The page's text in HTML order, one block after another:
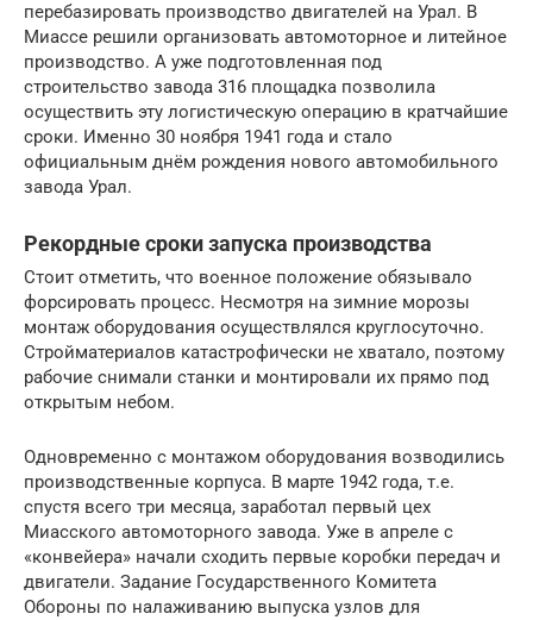
перебазировать производство двигателей на Урал. В
Миассе решили организовать автомоторное и литейное
производство. А уже подготовленная под
строительство завода 316 площадка позволила
осуществить эту логистическую операцию в кратчайшие
сроки. Именно 30 ноября 1941 года и стало
официальным днём рождения нового автомобильного
завода Урал.
Рекордные сроки запуска производства
Стоит отметить, что военное положение обязывало
форсировать процесс. Несмотря на зимние морозы
монтаж оборудования осуществлялся круглосуточно.
Стройматериалов катастрофически не хватало, поэтому
рабочие снимали станки и монтировали их прямо под
открытым небом.
Одновременно с монтажом оборудования возводились
производственные корпуса. В марте 1942 года, т.е.
спустя всего три месяца, заработал первый цех
Миасского автомоторного завода. Уже в апреле с
«конвейера» начали сходить первые коробки передач и
двигатели. Задание Государственного Комитета
Обороны по налаживанию выпуска узлов для